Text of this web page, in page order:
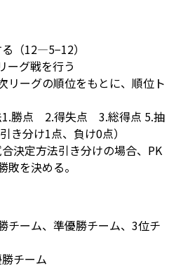
（12—5−12）
ーグ戦を行う
リーグの順位をもとに、順位ト
1.勝点 2.得失点 3.総得点 5.抽
分け1点、負け0点）
決定方法引き分けの場合、PK
を決める。
チーム、準優勝チーム、3位チ
チーム